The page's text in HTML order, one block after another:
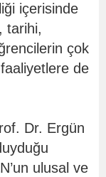
içerisinde
tarihi,
çok
de
Dr. Ergün
ulusal ve